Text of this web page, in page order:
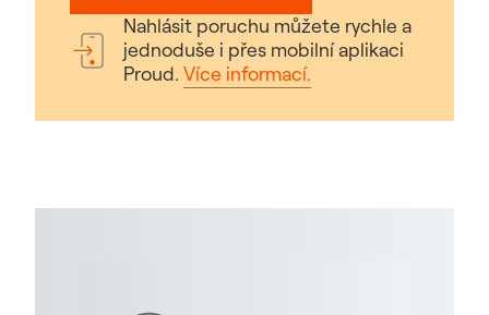
Nahlásit poruchu můžete rychle a
jednoduše i přes mobilní aplikaci
Proud. Více informací.